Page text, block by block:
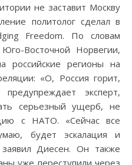
не заставит Москву
политолог сделал в
Freedom. По словам
Восточной Норвегии,
российские регионы на
«О, Россия горит,
эксперт,
серьезный ущерб, не
с НАТО. «Сейчас все
будет эскалация и
Диесен. Он также
уже переступили через